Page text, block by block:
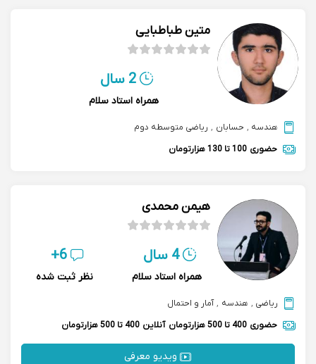
متین طباطبایی
2 سال
همراه استاد سلام
هندسه , حسابان , ریاضی متوسطه دوم
حضوری 100 تا 130 هزارتومان
هیمن محمدی
4 سال
همراه استاد سلام
6+
نظر ثبت شده
ریاضی , هندسه , آمار و احتمال
حضوری 400 تا 500 هزارتومان آنلاین 400 تا 500 هزارتومان
ویدیو معرفی